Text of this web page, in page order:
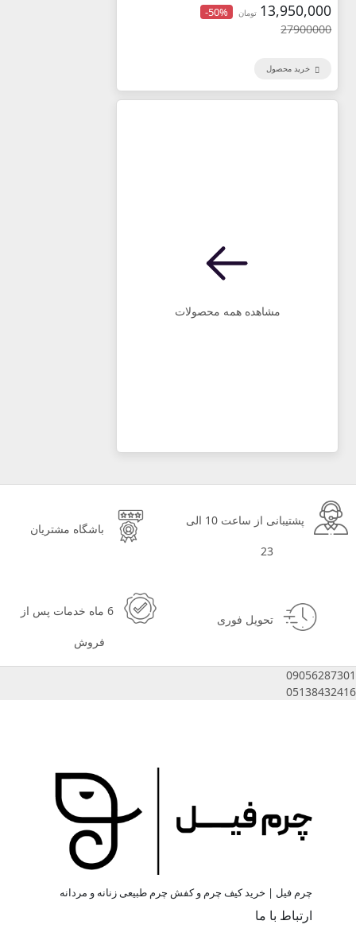
13,950,000 تومان -50%
27900000
خرید محصول
مشاهده همه محصولات
پشتیبانی از ساعت 10 الی
23
باشگاه مشتریان
تحویل فوری
6 ماه خدمات پس از
فروش
09056287301
05138432416
چرم فیل | خرید کیف چرم و کفش چرم طبیعی زنانه و مردانه
ارتباط با ما